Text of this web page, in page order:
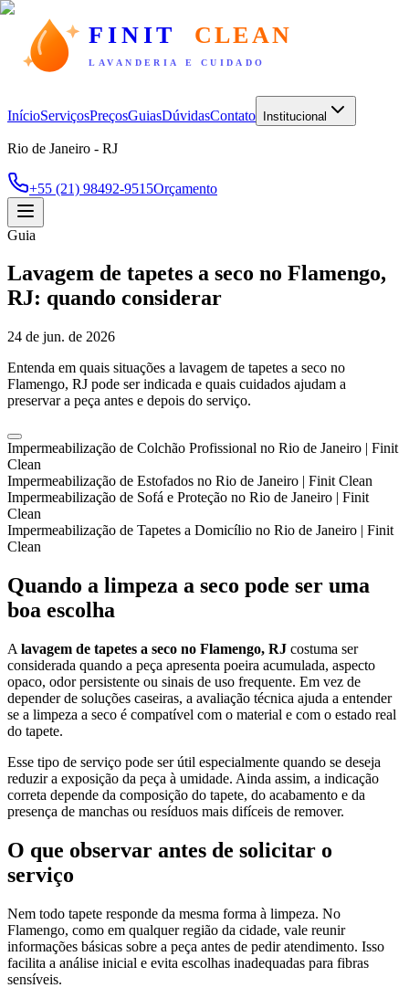
FINIT CLEAN
LAVANDERIA E CUIDADO
InícioServiçosPreçosGuiasDúvidasContato Institucional
Rio de Janeiro - RJ
+55 (21) 98492-9515Orçamento
Guia
Lavagem de tapetes a seco no Flamengo,
RJ: quando considerar
24 de jun. de 2026
Entenda em quais situações a lavagem de tapetes a seco no
Flamengo, RJ pode ser indicada e quais cuidados ajudam a
preservar a peça antes e depois do serviço.
Impermeabilização de Colchão Profissional no Rio de Janeiro | Finit
Clean
Impermeabilização de Estofados no Rio de Janeiro | Finit Clean
Impermeabilização de Sofá e Proteção no Rio de Janeiro | Finit
Clean
Impermeabilização de Tapetes a Domicílio no Rio de Janeiro | Finit
Clean
Quando a limpeza a seco pode ser uma
boa escolha
A lavagem de tapetes a seco no Flamengo, RJ costuma ser
considerada quando a peça apresenta poeira acumulada, aspecto
opaco, odor persistente ou sinais de uso frequente. Em vez de
depender de soluções caseiras, a avaliação técnica ajuda a entender
se a limpeza a seco é compatível com o material e com o estado real
do tapete.
Esse tipo de serviço pode ser útil especialmente quando se deseja
reduzir a exposição da peça à umidade. Ainda assim, a indicação
correta depende da composição do tapete, do acabamento e da
presença de manchas ou resíduos mais difíceis de remover.
O que observar antes de solicitar o
serviço
Nem todo tapete responde da mesma forma à limpeza. No
Flamengo, como em qualquer região da cidade, vale reunir
informações básicas sobre a peça antes de pedir atendimento. Isso
facilita a análise inicial e evita escolhas inadequadas para fibras
sensíveis.